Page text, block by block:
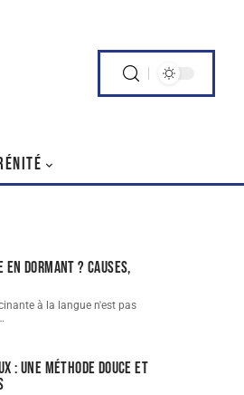
en dormant ? Causes,
à la langue n'est pas
: une méthode douce et